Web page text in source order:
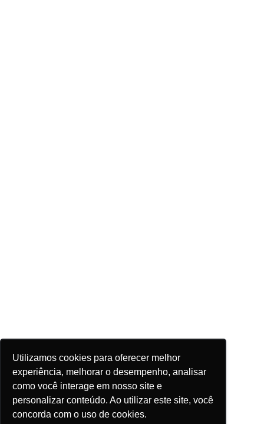
Utilizamos cookies para oferecer melhor
experiência, melhorar o desempenho, analisar
como você interage em nosso site e
personalizar conteúdo. Ao utilizar este site, você
concorda com o uso de cookies.